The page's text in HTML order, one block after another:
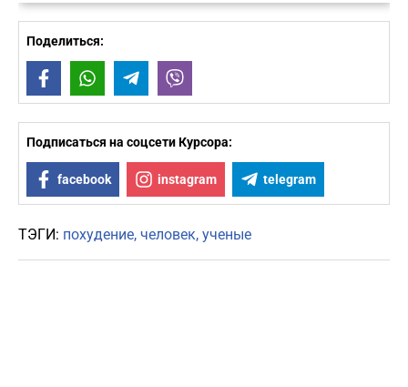
Поделиться:
FacebookWhatsAppTelegram
Подписаться на соцсети Курсора:
facebook instagram telegram
ТЭГИ: похудение человек ученые